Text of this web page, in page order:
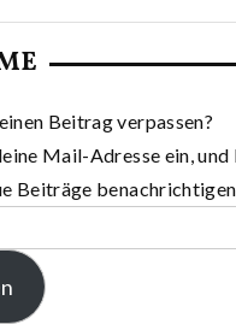
Beitrag verpassen?
Mail-Adresse ein, und
Beiträge